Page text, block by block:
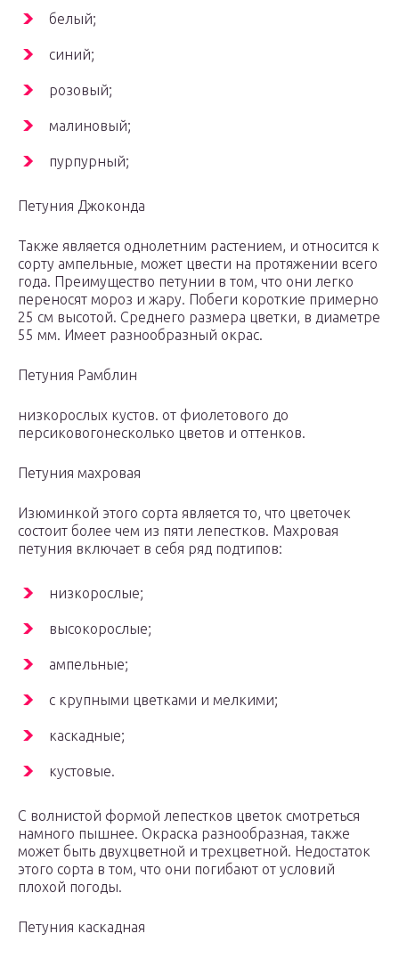
белый;
синий;
розовый;
малиновый;
пурпурный;
Петуния Джоконда
Также является однолетним растением, и относится к
сорту ампельные, может цвести на протяжении всего
года. Преимущество петунии в том, что они легко
переносят мороз и жару. Побеги короткие примерно
25 см высотой. Среднего размера цветки, в диаметре
55 мм. Имеет разнообразный окрас.
Петуния Рамблин
низкорослых кустов. от фиолетового до
персиковогонесколько цветов и оттенков.
Петуния махровая
Изюминкой этого сорта является то, что цветочек
состоит более чем из пяти лепестков. Махровая
петуния включает в себя ряд подтипов:
низкорослые;
высокорослые;
ампельные;
с крупными цветками и мелкими;
каскадные;
кустовые.
С волнистой формой лепестков цветок смотреться
намного пышнее. Окраска разнообразная, также
может быть двухцветной и трехцветной. Недостаток
этого сорта в том, что они погибают от условий
плохой погоды.
Петуния каскадная